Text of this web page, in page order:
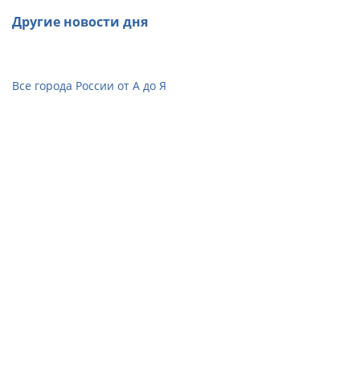
Другие новости дня
Все города России от А до Я